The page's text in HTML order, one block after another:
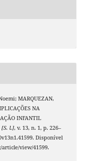
MARQUEZAN,
NA
INFANTIL
[S. l.], v. 13, n. 1, p. 226–
Disponível
view/41599.